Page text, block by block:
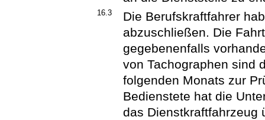
16.3
Die Berufskraftfahrer
abzuschließen. Die
gegebenenfalls
von Tachographen sind
folgenden Monats zur
Bedienstete hat die
das Dienstkraftfahrzeug